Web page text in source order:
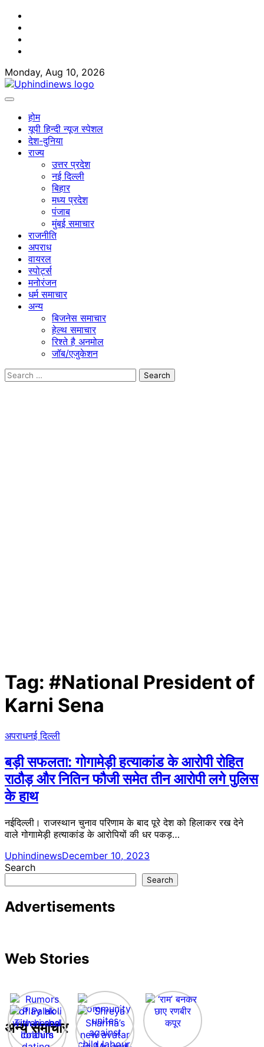
Skip
content
Monday, Aug 10, 2026
होम
यूपी हिन्दी न्यूज स्पेशल
देश-दुनिया
राज्य
उत्तर प्रदेश
नई दिल्ली
बिहार
मध्य प्रदेश
पंजाब
मुंबई समाचार
राजनीति
अपराध
वायरल
स्पोर्ट्स
मनोरंजन
धर्म समाचार
अन्य
बिजनेस समाचार
हेल्थ समाचार
रिश्ते है अनमोल
जॉब/एजुकेशन
Search
Tag: #National President of
Karni Sena
अपराधनई दिल्ली
बड़ी सफलता: गोगामेड़ी हत्याकांड के आरोपी रोहित
राठौड़ और नितिन फौजी समेत तीन आरोपी लगे पुलिस
के हाथ
नईदिल्ली। राजस्थान चुनाव परिणाम के बाद पूरे देश को हिलाकर रख देने
वाले गोगाामेड़ी हत्याकांड के आरोपियों की धर पकड़…
UphindinewsDecember 10, 2023
Search
Search
Advertisements
Web Stories
अन्य समाचार